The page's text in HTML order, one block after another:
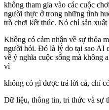
không tham gia vào các cuộc
người thực ở trong những tình
trò chơi kết thúc. Nó chỉ sản
Không có cảm nhận về sự thỏa
người hỏi. Đó là lý do tại sao AI
về ý nghĩa cuộc sống mà không
vì
không có gì được trả lời cả, chỉ
Dữ liệu, thông tin, tri thức và sự